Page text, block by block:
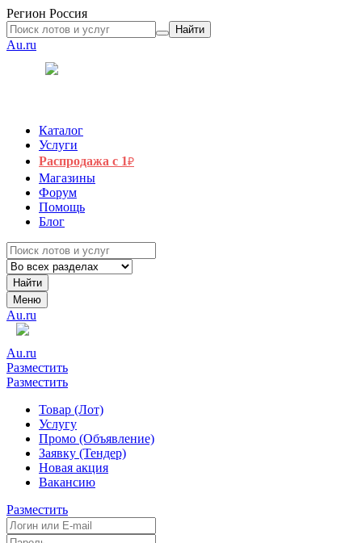
Регион Россия
Найти
Au.ru
Каталог
Услуги
Распродажа с 1₽
Магазины
Форум
Помощь
Блог
Найти
Меню
Au.ru
Au.ru
Разместить
Разместить
Товар (Лот)
Услугу
Промо (Объявление)
Заявку (Тендер)
Новая акция
Вакансию
Разместить